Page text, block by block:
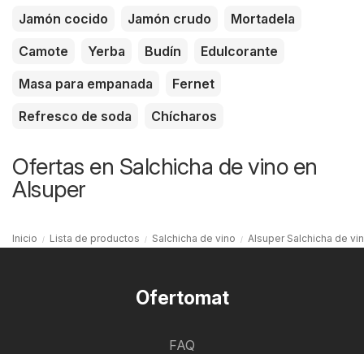
Jamón cocido
Jamón crudo
Mortadela
Camote
Yerba Budín
Edulcorante
Masa para empanada
Fernet
Refresco de soda
Chícharos
Ofertas en Salchicha de vino en
Alsuper
Inicio Lista de productos Salchicha de vino Alsuper Salchicha de
Ofertomat
FAQ